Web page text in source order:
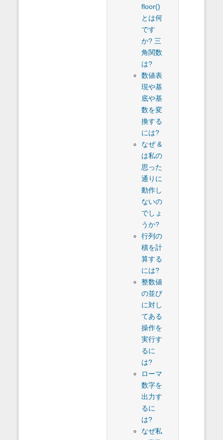
floor()
とは何
です
か? 三
角関数
は?
数値表
現や基
底や基
数を変
換する
には?
なぜ &
は私の
思った
通りに
動作し
ないの
でしょ
うか?
行列の
積を計
算する
には?
整数値
の並び
に対し
てある
操作を
実行す
るに
は?
ローマ
数字を
出力す
るに
は?
なぜ私